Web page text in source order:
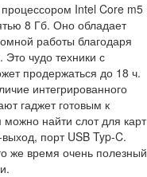
Intel Core m5
8 Гб. Оно обладает
работы благодаря
Это чудо техники с
продержаться до 18 ч.
интегрированного
гаджет готовым к
найти слот для карт
порт USB Typ-C.
же время очень полезный